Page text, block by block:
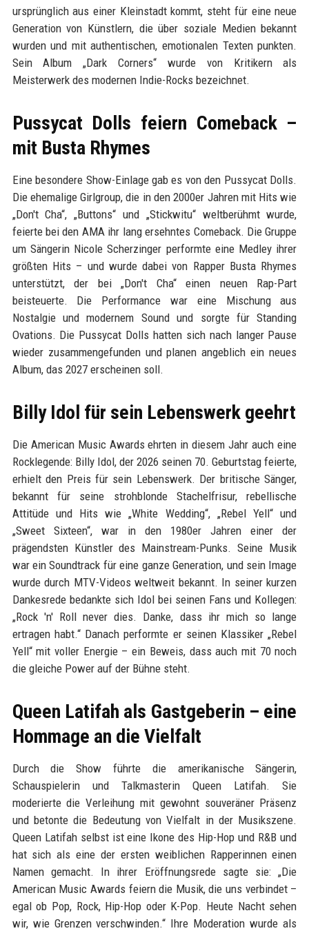
ursprünglich aus einer Kleinstadt kommt, steht für eine neue
Generation von Künstlern, die über soziale Medien bekannt
wurden und mit authentischen, emotionalen Texten punkten.
Sein Album „Dark Corners“ wurde von Kritikern als
Meisterwerk des modernen Indie-Rocks bezeichnet.
Pussycat Dolls feiern Comeback –
mit Busta Rhymes
Eine besondere Show-Einlage gab es von den Pussycat Dolls.
Die ehemalige Girlgroup, die in den 2000er Jahren mit Hits wie
„Don't Cha“, „Buttons“ und „Stickwitu“ weltberühmt wurde,
feierte bei den AMA ihr lang ersehntes Comeback. Die Gruppe
um Sängerin Nicole Scherzinger performte eine Medley ihrer
größten Hits – und wurde dabei von Rapper Busta Rhymes
unterstützt, der bei „Don't Cha“ einen neuen Rap-Part
beisteuerte. Die Performance war eine Mischung aus
Nostalgie und modernem Sound und sorgte für Standing
Ovations. Die Pussycat Dolls hatten sich nach langer Pause
wieder zusammengefunden und planen angeblich ein neues
Album, das 2027 erscheinen soll.
Billy Idol für sein Lebenswerk geehrt
Die American Music Awards ehrten in diesem Jahr auch eine
Rocklegende: Billy Idol, der 2026 seinen 70. Geburtstag feierte,
erhielt den Preis für sein Lebenswerk. Der britische Sänger,
bekannt für seine strohblonde Stachelfrisur, rebellische
Attitüde und Hits wie „White Wedding“, „Rebel Yell“ und
„Sweet Sixteen“, war in den 1980er Jahren einer der
prägendsten Künstler des Mainstream-Punks. Seine Musik
war ein Soundtrack für eine ganze Generation, und sein Image
wurde durch MTV-Videos weltweit bekannt. In seiner kurzen
Dankesrede bedankte sich Idol bei seinen Fans und Kollegen:
„Rock 'n' Roll never dies. Danke, dass ihr mich so lange
ertragen habt.“ Danach performte er seinen Klassiker „Rebel
Yell“ mit voller Energie – ein Beweis, dass auch mit 70 noch
die gleiche Power auf der Bühne steht.
Queen Latifah als Gastgeberin – eine
Hommage an die Vielfalt
Durch die Show führte die amerikanische Sängerin,
Schauspielerin und Talkmasterin Queen Latifah. Sie
moderierte die Verleihung mit gewohnt souveräner Präsenz
und betonte die Bedeutung von Vielfalt in der Musikszene.
Queen Latifah selbst ist eine Ikone des Hip-Hop und R&B und
hat sich als eine der ersten weiblichen Rapperinnen einen
Namen gemacht. In ihrer Eröffnungsrede sagte sie: „Die
American Music Awards feiern die Musik, die uns verbindet –
egal ob Pop, Rock, Hip-Hop oder K-Pop. Heute Nacht sehen
wir, wie Grenzen verschwinden.“ Ihre Moderation wurde als